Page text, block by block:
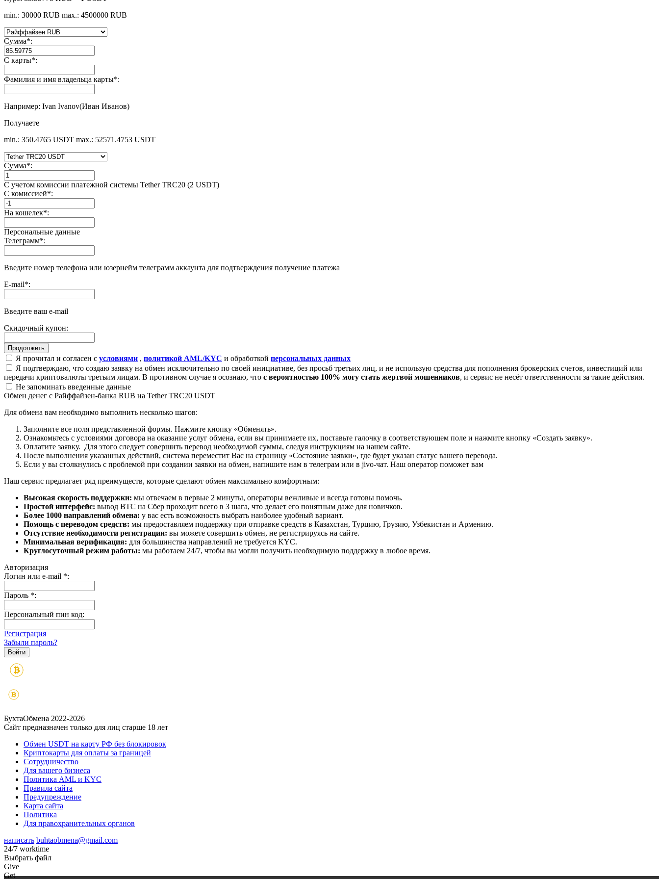
min.: 30000 RUB max.: 4500000 RUB
Сумма*:
С карты*:
Фамилия и имя владельца карты*:
Например: Ivan Ivanov(Иван Иванов)
Получаете
min.: 350.4765 USDT max.: 52571.4753 USDT
Сумма*:
С учетом комиссии платежной системы Tether TRC20 (2 USDT)
С комиссией*:
На кошелек*:
Персональные данные
Телеграмм*:
Введите номер телефона или юзернейм телеграмм аккаунта для подтверждения получение платежа
E-mail*:
Введите ваш e-mail
Скидочный купон:
Я прочитал и согласен с условиями , политикой AML/KYC и обработкой персональных данных
Я подтверждаю, что создаю заявку на обмен исключительно по своей инициативе, без просьб третьих лиц, и не использую средства для пополнения брокерских счетов, инвестиций или
передачи криптовалюты третьим лицам. В противном случае я осознаю, что с вероятностью 100% могу стать жертвой мошенников, и сервис не несёт ответственности за такие действия.
Не запоминать введенные данные
Обмен денег с Райффайзен-банка RUB на Tether TRC20 USDT
Для обмена вам необходимо выполнить несколько шагов:
Заполните все поля представленной формы. Нажмите кнопку «Обменять».
Ознакомьтесь с условиями договора на оказание услуг обмена, если вы принимаете их, поставьте галочку в соответствующем поле и нажмите кнопку «Создать заявку».
Оплатите заявку. Для этого следует совершить перевод необходимой суммы, следуя инструкциям на нашем сайте.
После выполнения указанных действий, система переместит Вас на страницу «Состояние заявки», где будет указан статус вашего перевода.
Если у вы столкнулись с проблемой при создании заявки на обмен, напишите нам в телеграм или в jivo-чат. Наш оператор поможет вам
Наш сервис предлагает ряд преимуществ, которые сделают обмен максимально комфортным:
Высокая скорость поддержки: мы отвечаем в первые 2 минуты, операторы вежливые и всегда готовы помочь.
Простой интерфейс: вывод BTC на Сбер проходит всего в 3 шага, что делает его понятным даже для новичков.
Более 1000 направлений обмена: у вас есть возможность выбрать наиболее удобный вариант.
Помощь с переводом средств: мы предоставляем поддержку при отправке средств в Казахстан, Турцию, Грузию, Узбекистан и Армению.
Отсутствие необходимости регистрации: вы можете совершить обмен, не регистрируясь на сайте.
Минимальная верификация: для большинства направлений не требуется KYC.
Круглосуточный режим работы: мы работаем 24/7, чтобы вы могли получить необходимую поддержку в любое время.
Авторизация
Логин или e-mail *:
Пароль *:
Персональный пин код:
Регистрация
Забыли пароль?
БухтаОбмена 2022-2026
Сайт предназначен только для лиц старше 18 лет
Обмен USDT на карту РФ без блокировок
Криптокарты для оплаты за границей
Сотрудничество
Для вашего бизнеса
Политика AML и KYC
Правила сайта
Предупреждение
Карта сайта
Политика
Для правохранительных органов
написать buhtaobmena@gmail.com
24/7 worktime
Выбрать файл
Give
Get